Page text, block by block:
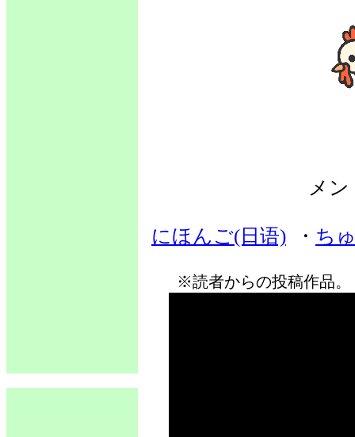
メ
にほんご(日语) ・ ち
※読者からの投稿作品